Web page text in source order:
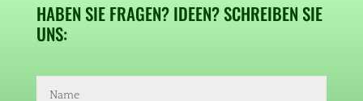
HABEN SIE FRAGEN? IDEEN? SCHREIBEN SIE
UNS: